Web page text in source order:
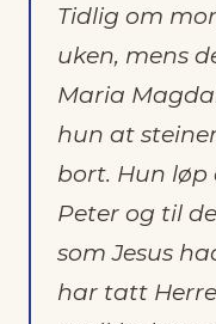
Tidlig om
uken, mens
Maria
hun at
bort. Hun løp
Peter og til
som Jesus
har tatt